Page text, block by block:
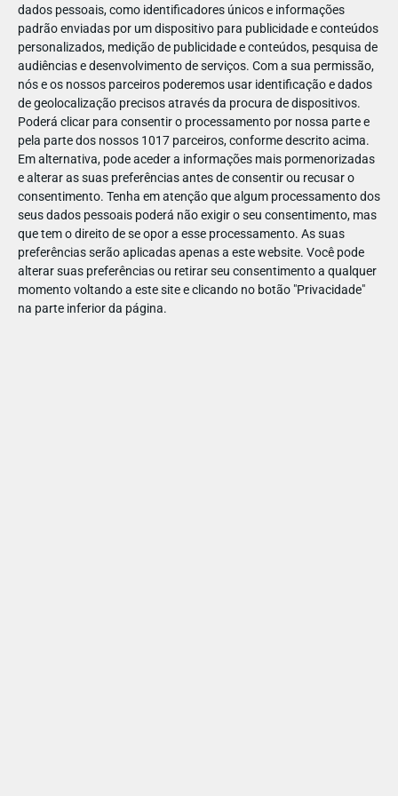
dados pessoais, como identificadores únicos e informações
padrão enviadas por um dispositivo para publicidade e conteúdos
personalizados, medição de publicidade e conteúdos, pesquisa de
audiências e desenvolvimento de serviços. Com a sua permissão,
nós e os nossos parceiros poderemos usar identificação e dados
de geolocalização precisos através da procura de dispositivos.
Poderá clicar para consentir o processamento por nossa parte e
pela parte dos nossos 1017 parceiros, conforme descrito acima.
Em alternativa, pode aceder a informações mais pormenorizadas
e alterar as suas preferências antes de consentir ou recusar o
consentimento. Tenha em atenção que algum processamento dos
seus dados pessoais poderá não exigir o seu consentimento, mas
que tem o direito de se opor a esse processamento. As suas
preferências serão aplicadas apenas a este website. Você pode
alterar suas preferências ou retirar seu consentimento a qualquer
momento voltando a este site e clicando no botão "Privacidade"
na parte inferior da página.
floresta vivem lobos e outros animais perigosos?
📅 Data:14 mar.: 16.30h
💰Preço: 8€
Idade:1 aos 6 anos
📞Reservas:964 379 701
🐯Livrinho, mostra-me o Caminho